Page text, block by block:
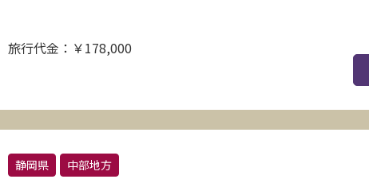
旅行代金：￥178,000
静岡県 中部地方